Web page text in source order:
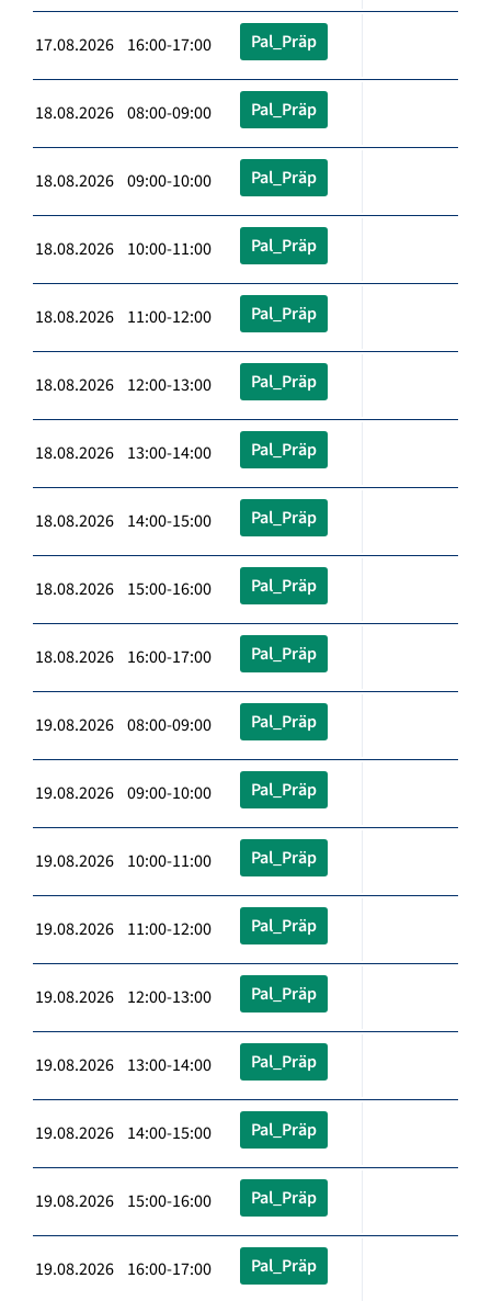
17.08.2026 16:00-17:00 Pal_Präp
18.08.2026 08:00-09:00 Pal_Präp
18.08.2026 09:00-10:00 Pal_Präp
18.08.2026 10:00-11:00 Pal_Präp
18.08.2026 11:00-12:00 Pal_Präp
18.08.2026 12:00-13:00 Pal_Präp
18.08.2026 13:00-14:00 Pal_Präp
18.08.2026 14:00-15:00 Pal_Präp
18.08.2026 15:00-16:00 Pal_Präp
18.08.2026 16:00-17:00 Pal_Präp
19.08.2026 08:00-09:00 Pal_Präp
19.08.2026 09:00-10:00 Pal_Präp
19.08.2026 10:00-11:00 Pal_Präp
19.08.2026 11:00-12:00 Pal_Präp
19.08.2026 12:00-13:00 Pal_Präp
19.08.2026 13:00-14:00 Pal_Präp
19.08.2026 14:00-15:00 Pal_Präp
19.08.2026 15:00-16:00 Pal_Präp
19.08.2026 16:00-17:00 Pal_Präp